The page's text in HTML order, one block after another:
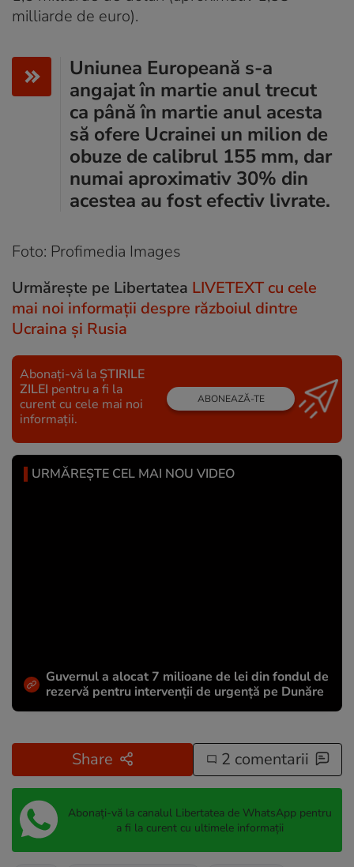
milliarde de euro).
Uniunea Europeană s-a
angajat în martie anul trecut
ca până în martie anul acesta
să ofere Ucrainei un milion de
obuze de calibrul 155 mm, dar
numai aproximativ 30% din
acestea au fost efectiv livrate.
Foto: Profimedia Images
Urmărește pe Libertatea LIVETEXT cu cele
mai noi informații despre războiul dintre
Ucraina și Rusia
Abonați-vă la ȘTIRILE
ZILEI pentru a fi la
curent cu cele mai noi
informații.
ABONEAZĂ-TE
URMĂREȘTE CEL MAI NOU VIDEO
Guvernul a alocat 7 milioane de lei din fondul de
rezervă pentru intervenții de urgență pe Dunăre
Share 2 comentarii
Abonați-vă la canalul Libertatea de WhatsApp pentru
a fi la curent cu ultimele informații